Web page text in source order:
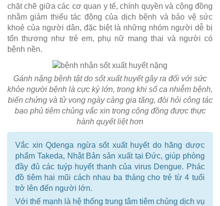
chặt chẽ giữa các cơ quan y tế, chính quyền và cộng đồng
nhằm giảm thiểu tác động của dịch bệnh và bảo vệ sức
khoẻ của người dân, đặc biệt là những nhóm người dễ bị
tổn thương như trẻ em, phụ nữ mang thai và người có
bệnh nền.
Gánh nặng bệnh tật do sốt xuất huyết gây ra đối với sức
khỏe người bệnh là cực kỳ lớn, trong khi số ca nhiễm bệnh,
biến chứng và tử vong ngày càng gia tăng, đòi hỏi công tác
bao phủ tiêm chủng vắc xin trong cộng đồng được thực
hành quyết liệt hơn
Vắc xin Qdenga ngừa sốt xuất huyết do hãng dược
phẩm Takeda, Nhật Bản sản xuất tại Đức, giúp phòng
đầy đủ các tuýp huyết thanh của virus Dengue. Phác
đồ tiêm hai mũi cách nhau ba tháng cho trẻ từ 4 tuổi
trở lên đến người lớn.
Với thế mạnh là hệ thống trung tâm tiêm chủng dịch vụ